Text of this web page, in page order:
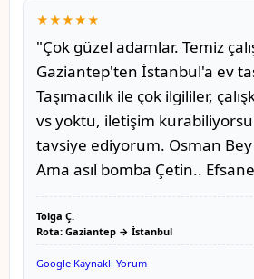
★★★★★
"Çok güzel adamlar. Temiz
Gaziantep'ten İstanbul'a ev
Taşımacılık ile çok ilgililer,
vs yoktu, iletişim
tavsiye ediyorum. Osman
Ama asıl bomba Çetin..
Tolga Ç.
Rota: Gaziantep → İstanbul
Google Kaynaklı Yorum